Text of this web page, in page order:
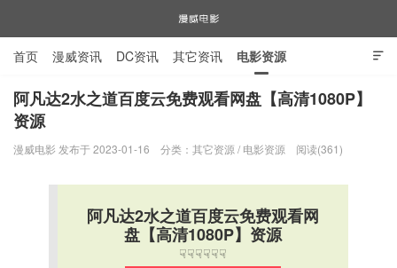
漫威电影

首页 漫威资讯 DC资讯 其它资讯 电影资源
电视剧资源 漫威图片
阿凡达2水之道百度云免费观看网盘【高清1080P】
资源
漫威电影 发布于 2023-01-16 分类： 其它资源 / 电影资源 阅读(361)
阿凡达2水之道百度云免费观看网
盘【高清1080P】资源
☟☟☟☟☟☟